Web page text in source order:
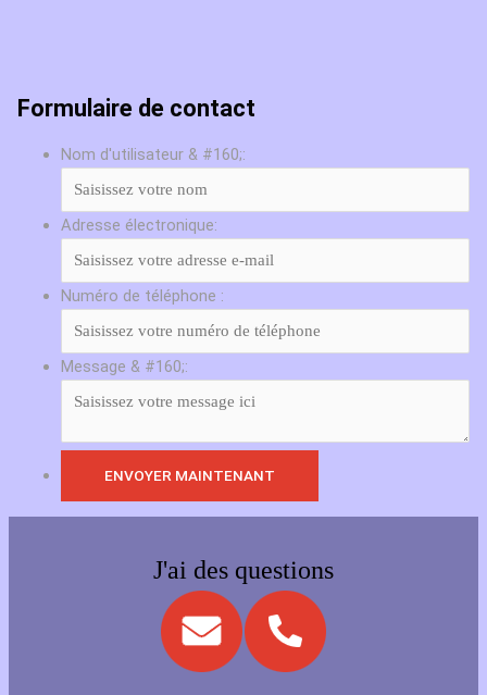
Formulaire de contact
Nom d'utilisateur & #160;:
Adresse électronique:
Numéro de téléphone :
Message & #160;:
J'ai des questions